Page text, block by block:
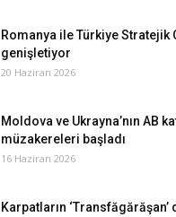
Romanya ile Türkiye Stratejik
genişletiyor
20 Haziran 2026
Moldova ve Ukrayna’nın AB
müzakereleri başladı
16 Haziran 2026
Karpatların ‘Transfăgărăşan’